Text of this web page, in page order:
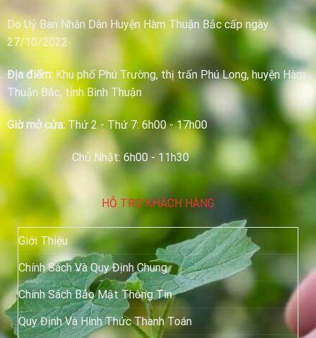
Do Uỷ Ban Nhân Dân Huyện Hàm Thuận Bắc cấp ngày
27/10/2022
Địa điểm:Khu phố Phú Trường, thị trấn Phú Long, huyện Hàm
Thuận Bắc, tỉnh Bình Thuận
Giờ mở cửa: Thứ 2 - Thứ 7: 6h00 - 17h00
Chủ Nhật: 6h00 - 11h30
HỖ TRỢ KHÁCH HÀNG
Giới Thiệu
Chính Sách Và Quy Định Chung
Chính Sách Bảo Mật Thông Tin
Quy Định Và Hình Thức Thanh Toán